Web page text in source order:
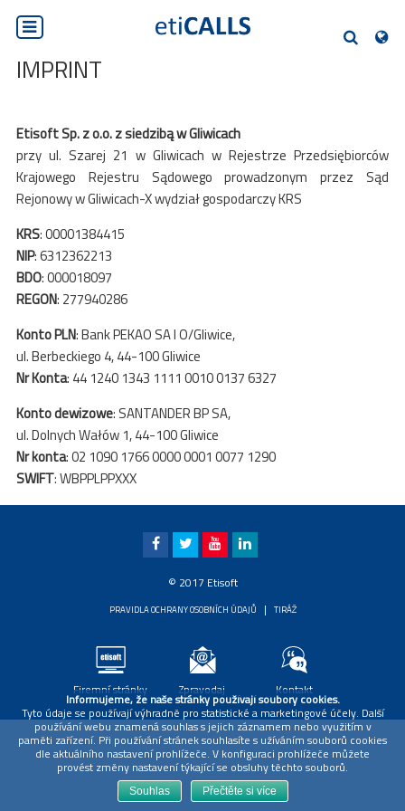
PL
IMPRINT
Etisoft Sp. z o.o. z siedzibą w Gliwicach
przy ul. Szarej 21 w Gliwicach w Rejestrze Przedsiębiorców
Krajowego Rejestru Sądowego prowadzonym przez Sąd
Rejonowy w Gliwicach-X wydział gospodarczy KRS
KRS: 00001384415
NIP: 6312362213
BDO: 000018097
REGON: 277940286
Konto PLN: Bank PEKAO SA I O/Gliwice,
ul. Berbeckiego 4, 44-100 Gliwice
Nr Konta: 44 1240 1343 1111 0010 0137 6327
Konto dewizowe: SANTANDER BP SA,
ul. Dolnych Wałów 1, 44-100 Gliwice
Nr konta: 02 1090 1766 0000 0001 0077 1290
SWIFT : WBPPLPPXXX
© 2017 Etisoft
PRAVIDLA OCHRANY OSOBNÍCH ÚDAJŮ TIRÁŽ
Firemní stránky Zpravodaj
Kontakt
Informujeme, že naše stránky používají soubory cookies.
Tyto údaje se používají výhradně pro statistické a marketingové účely. Další
používání webu znamená souhlas s jejich záznamem nebo využitím v
paměti zařízení. Při používání stránek souhlasíte s užíváním souborů cookies
dle aktuálního nastavení prohlížeče. V konfiguraci prohlížeče můžete
provést změny nastavení týkající se obsluhy těchto souborů.
Souhlas Přečtěte si více